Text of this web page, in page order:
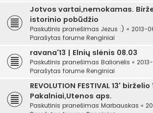
Jotvos vartai,nemokamas.
istorinio pobūdžio
Paskutinis pranešimas Jezus :) « 2013-
Parašytas forume Renginiai
ravana'13 | Elnių slėnis 08.03
Paskutinis pranešimas Balionėlis «
Parašytas forume Renginiai
REVOLUTION FESTIVAL 13' birželio
Pakalniai,Utenos aps.
Paskutinis pranešimas Marbauskas «